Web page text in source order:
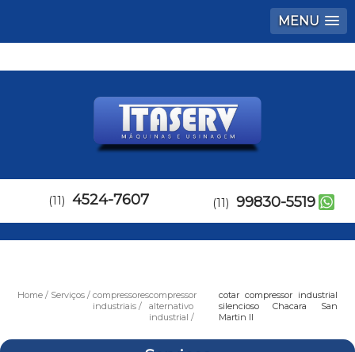
MENU
(11) 4524-7607 (11) 99830-5519
Home Serviços
compressores
industriais
compressor
alternativo
industrial
cotar compressor industrial
silencioso Chacara San
Martin II